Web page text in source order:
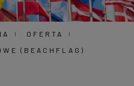
OFERTA
(BEACHFLAG)